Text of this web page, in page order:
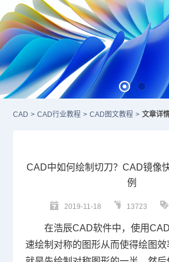
CAD > CAD行业教程 > CAD图文教程 > 文章详
CAD中如何绘制切刀？CAD镜像
例
2019-11-18 13723
在浩辰CAD软件中，使用
速绘制对称的图形从而使得绘图